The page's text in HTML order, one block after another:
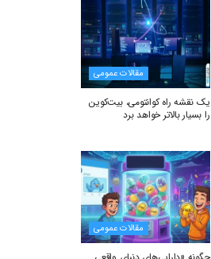
مقالات عمومی
یک نقشه راه کوانتومی، بیت‌کوین
را بسیار بالاتر خواهد برد
مقالات عمومی